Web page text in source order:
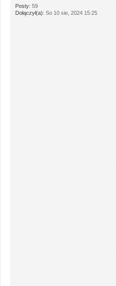
Posty: 59
Dołączył(a): So 10 sie, 2024 15:25